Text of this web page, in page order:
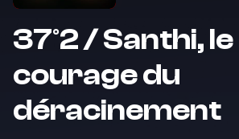
37°2 / Santhi, le
courage du
déracinement